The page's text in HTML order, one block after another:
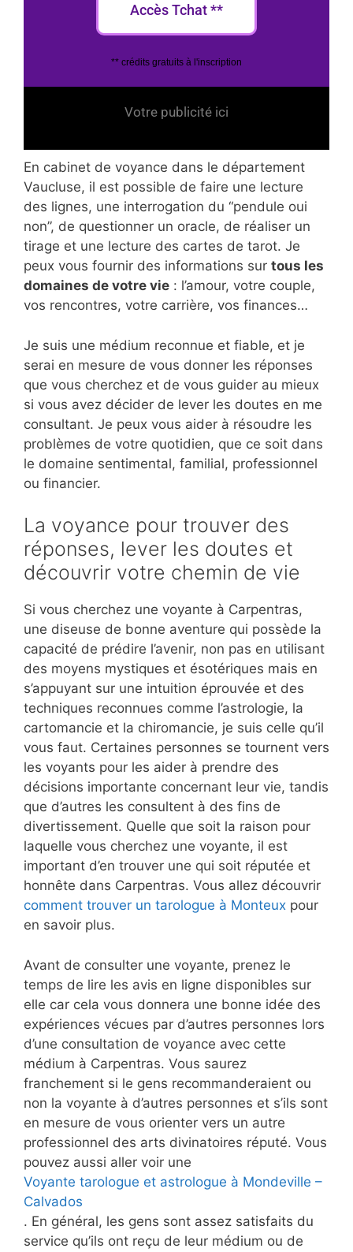
Accès Tchat **
** crédits gratuits à l'inscription
Votre publicité ici
En cabinet de voyance dans le département
Vaucluse, il est possible de faire une lecture
des lignes, une interrogation du “pendule oui
non”, de questionner un oracle, de réaliser un
tirage et une lecture des cartes de tarot. Je
peux vous fournir des informations sur tous les
domaines de votre vie : l’amour, votre couple,
vos rencontres, votre carrière, vos finances…
Je suis une médium reconnue et fiable, et je
serai en mesure de vous donner les réponses
que vous cherchez et de vous guider au mieux
si vous avez décider de lever les doutes en me
consultant. Je peux vous aider à résoudre les
problèmes de votre quotidien, que ce soit dans
le domaine sentimental, familial, professionnel
ou financier.
La voyance pour trouver des
réponses, lever les doutes et
découvrir votre chemin de vie
Si vous cherchez une voyante à Carpentras,
une diseuse de bonne aventure qui possède la
capacité de prédire l’avenir, non pas en utilisant
des moyens mystiques et ésotériques mais en
s’appuyant sur une intuition éprouvée et des
techniques reconnues comme l’astrologie, la
cartomancie et la chiromancie, je suis celle qu’il
vous faut. Certaines personnes se tournent vers
les voyants pour les aider à prendre des
décisions importante concernant leur vie, tandis
que d’autres les consultent à des fins de
divertissement. Quelle que soit la raison pour
laquelle vous cherchez une voyante, il est
important d’en trouver une qui soit réputée et
honnête dans Carpentras. Vous allez découvrir
comment trouver un tarologue à Monteux pour
en savoir plus.
Avant de consulter une voyante, prenez le
temps de lire les avis en ligne disponibles sur
elle car cela vous donnera une bonne idée des
expériences vécues par d’autres personnes lors
d’une consultation de voyance avec cette
médium à Carpentras. Vous saurez
franchement si le gens recommanderaient ou
non la voyante à d’autres personnes et s’ils sont
en mesure de vous orienter vers un autre
professionnel des arts divinatoires réputé. Vous
pouvez aussi aller voir une
Voyante tarologue et astrologue à Mondeville –
Calvados
. En général, les gens sont assez satisfaits du
service qu’ils ont reçu de leur médium ou de